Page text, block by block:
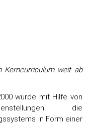
Kerncurriculum weit ab
wurde mit Hilfe von
die
in Form einer